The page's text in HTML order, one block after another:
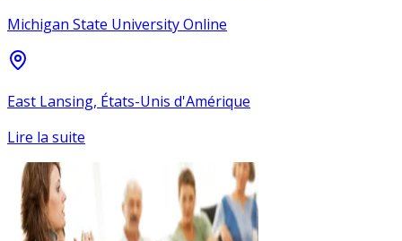
Michigan State University Online
East Lansing, États-Unis d'Amérique
Lire la suite